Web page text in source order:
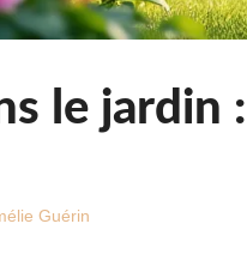
le jardin
Guérin